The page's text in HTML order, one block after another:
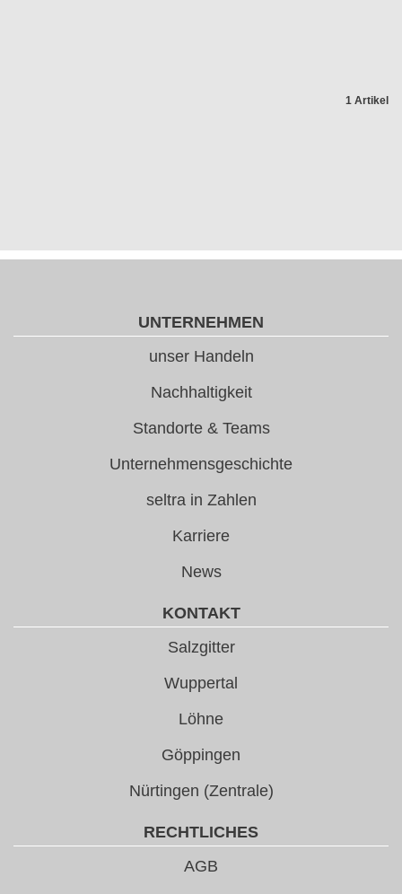
1 Artikel
UNTERNEHMEN
unser Handeln
Nachhaltigkeit
Standorte & Teams
Unternehmensgeschichte
seltra in Zahlen
Karriere
News
KONTAKT
Salzgitter
Wuppertal
Löhne
Göppingen
Nürtingen (Zentrale)
RECHTLICHES
AGB